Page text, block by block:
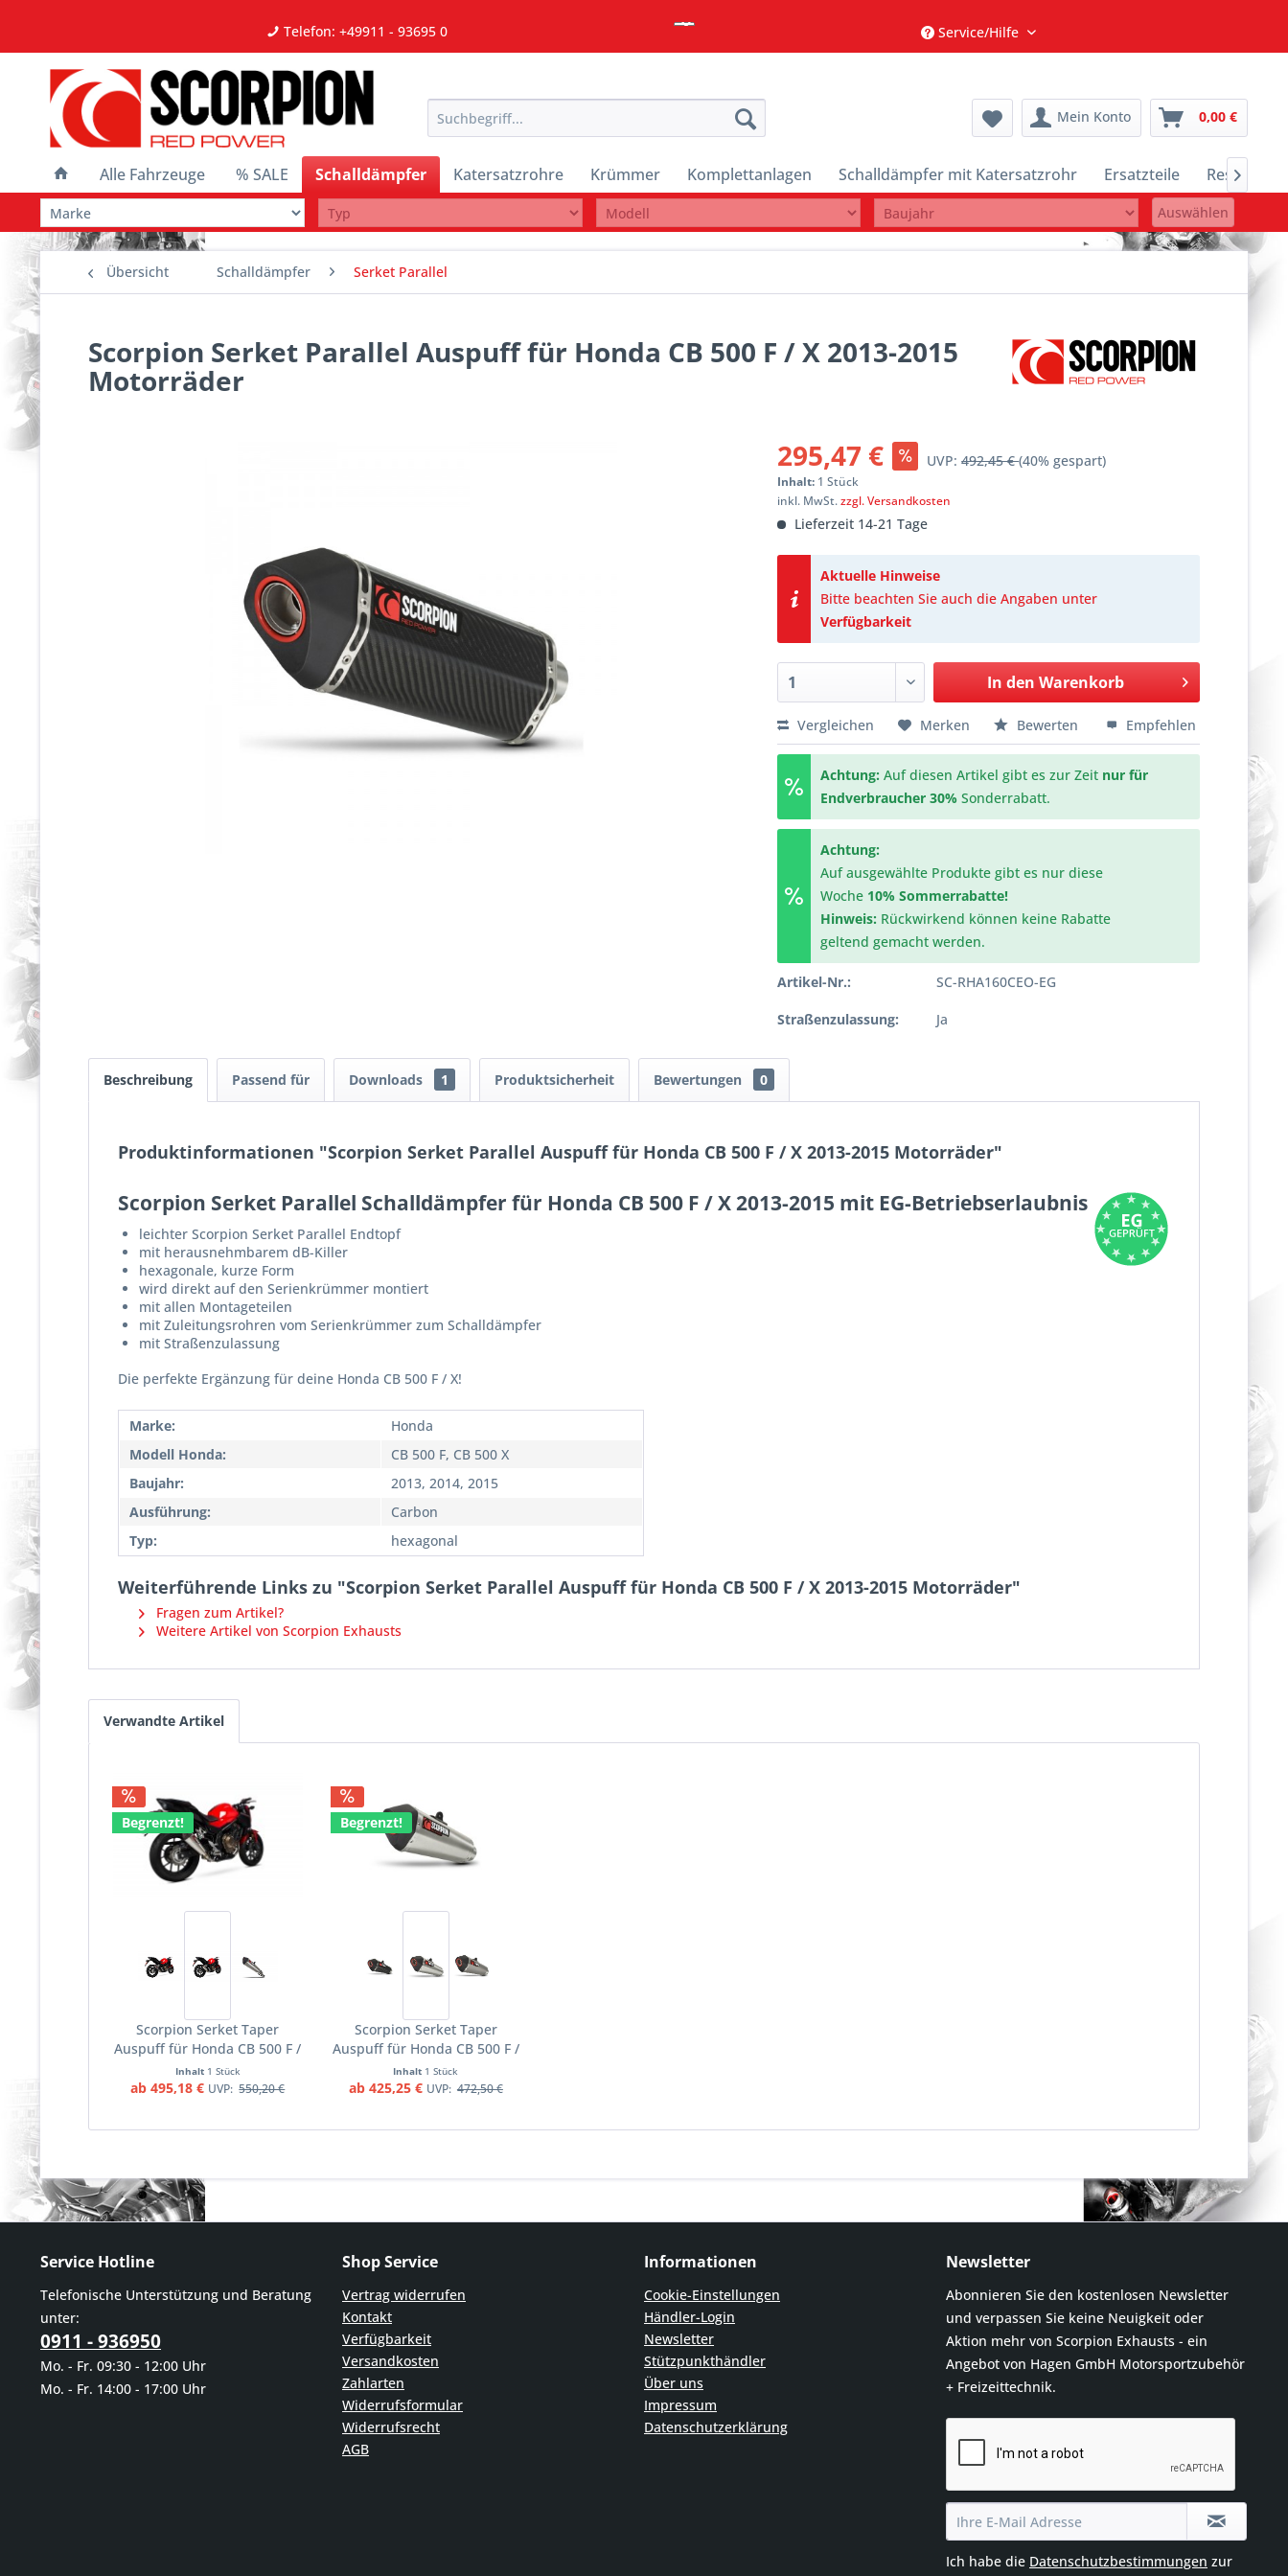
Telefon: +49911 - 93695 0 Service/Hilfe
Mein Konto 0,00 €
Alle Fahrzeuge % SALE Schalldämpfer Katersatzrohre Krümmer Komplettanlagen Schalldämpfer mit Katersatzrohr Ersatzteile Restposten

Auswählen
Übersicht Schalldämpfer Serket Parallel
Scorpion Serket Parallel Auspuff für Honda CB 500 F / X 2013-2015
Motorräder
295,47 € UVP:492,45 €(40% gespart)
Inhalt: 1 Stück
inkl. MwSt.zzgl. Versandkosten
Lieferzeit 14-21 Tage
Aktuelle Hinweise
Bitte beachten Sie auch die Angaben unter
Verfügbarkeit
In den Warenkorb
Vergleichen Merken Bewerten Empfehlen
Achtung: Auf diesen Artikel gibt es zur Zeit nur für
Endverbraucher30% Sonderrabatt.
Achtung:
Auf ausgewählte Produkte gibt es nur diese
Woche 10% Sommerrabatte!
Hinweis: Rückwirkend können keine Rabatte
geltend gemacht werden.
Artikel-Nr.: SC-RHA160CEO-EG
Straßenzulassung: Ja
Beschreibung Passend für Downloads 1 Produktsicherheit Bewertungen 0
Produktinformationen "Scorpion Serket Parallel Auspuff für Honda CB 500 F / X 2013-2015 Motorräder"
Scorpion Serket Parallel Schalldämpfer für Honda CB 500 F / X 2013-2015 mit EG-Betriebserlaubnis
leichter Scorpion Serket Parallel Endtopf
mit herausnehmbarem dB-Killer
hexagonale, kurze Form
wird direkt auf den Serienkrümmer montiert
mit allen Montageteilen
mit Zuleitungsrohren vom Serienkrümmer zum Schalldämpfer
mit Straßenzulassung
Die perfekte Ergänzung für deine Honda CB 500 F / X!
Marke:
Honda
Modell Honda:
CB 500 F, CB 500 X
Baujahr:
2013, 2014, 2015
Ausführung:
Carbon
Typ:
hexagonal
Weiterführende Links zu "Scorpion Serket Parallel Auspuff für Honda CB 500 F / X 2013-2015 Motorräder"
Fragen zum Artikel?
Weitere Artikel von Scorpion Exhausts
Verwandte Artikel
Begrenzt!
Scorpion Serket Taper
Auspuff für Honda CB 500 F /
X 2016-2018 Motorräder
Inhalt 1 Stück
ab 495,18 € UVP: 550,20 €
Begrenzt!
Scorpion Serket Taper
Auspuff für Honda CB 500 F /
X 2013-2015 Motorräder
Inhalt 1 Stück
ab 425,25 € UVP: 472,50 €
Service Hotline
Telefonische Unterstützung und Beratung
unter:
0911 - 936950
Mo. - Fr. 09:30 - 12:00 Uhr
Mo. - Fr. 14:00 - 17:00 Uhr
Shop Service
Vertrag widerrufen
Kontakt
Verfügbarkeit
Versandkosten
Zahlarten
Widerrufsformular
Widerrufsrecht
AGB
Informationen
Cookie-Einstellungen
Händler-Login
Newsletter
Stützpunkthändler
Über uns
Impressum
Datenschutzerklärung
Newsletter
Abonnieren Sie den kostenlosen Newsletter
und verpassen Sie keine Neuigkeit oder
Aktion mehr von Scorpion Exhausts - ein
Angebot von Hagen GmbH Motorsportzubehör
+ Freizeittechnik.
Ich habe die Datenschutzbestimmungen zur